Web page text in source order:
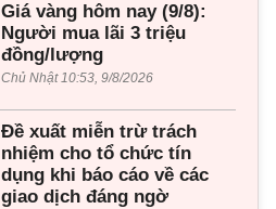
Giá vàng hôm nay (9/8):
Người mua lãi 3 triệu
đồng/lượng
Chủ Nhật 10:53, 9/8/2026
Đề xuất miễn trừ trách
nhiệm cho tổ chức tín
dụng khi báo cáo về các
giao dịch đáng ngờ